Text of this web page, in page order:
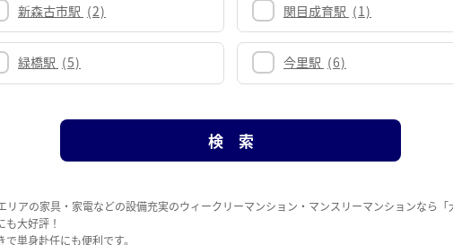
新森古市駅 (2) 関目成育駅 (1)
緑橋駅 (5) 今里駅 (6)
アの家具・家電などの設備充実のウィークリーマンション・マンスリーマンションなら
大好評！
単身赴任にも便利です。